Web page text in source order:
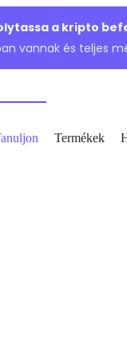
a kripto
vannak és teljes
Termékek